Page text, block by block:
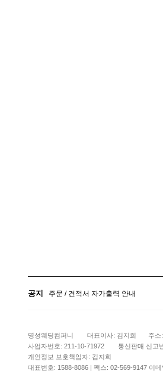
공지 주문 / 견적서 자가출력 안내
공지사항
명성웨딩컴퍼니 대표이사: 김지희
주소
사업자번호: 211-10-71972
통신판매 신고
개인정보 보호책임자: 김지희
대표번호: 1588-8086 | 팩스: 02-569-9147 이